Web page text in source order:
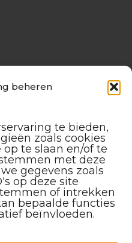
beheren
te bieden,
zoals cookies
te slaan en/of te
met deze
gegevens zoals
op deze site
of intrekken
bepaalde functies
beïnvloeden.